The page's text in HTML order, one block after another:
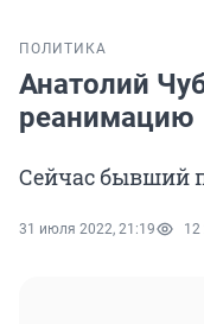
ПОЛИТИКА
Анатолий
реанимацию
Сейчас бывший
31 июля 2022, 21:19 12